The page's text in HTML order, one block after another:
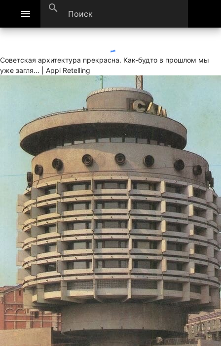
menu search
Советская архитектура прекрасна. Как-будто в прошлом мы
уже загля... | Appi Retelling